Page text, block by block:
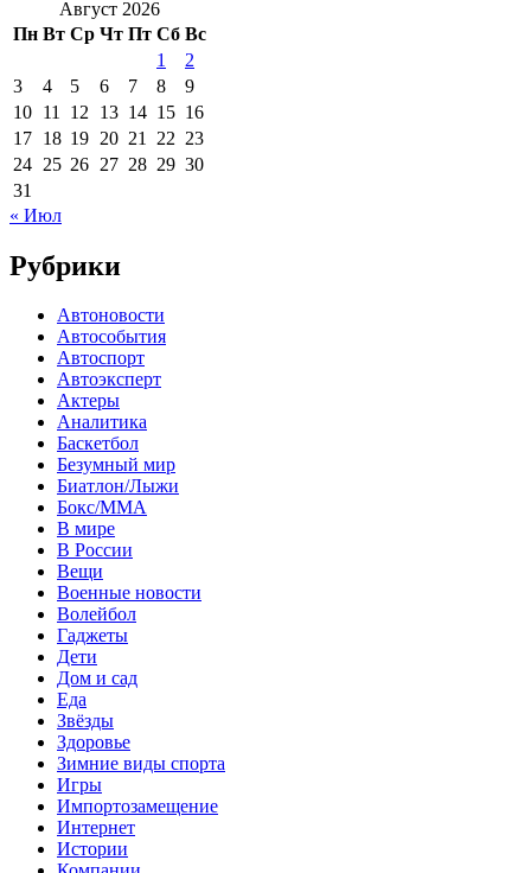
Август 2026
Пн Вт Ср Чт Пт Сб Вс
1
2
3
4 5 6 7 8
9
10 11 12 13 14 15 16
17 18 19 20 21 22 23
24 25 26 27 28 29 30
31
« Июл
Рубрики
Автоновости
Автособытия
Автоспорт
Автоэксперт
Актеры
Аналитика
Баскетбол
Безумный мир
Биатлон/Лыжи
Бокс/MMA
В мире
В России
Вещи
Военные новости
Волейбол
Гаджеты
Дети
Дом и сад
Еда
Звёзды
Здоровье
Зимние виды спорта
Игры
Импортозамещение
Интернет
Истории